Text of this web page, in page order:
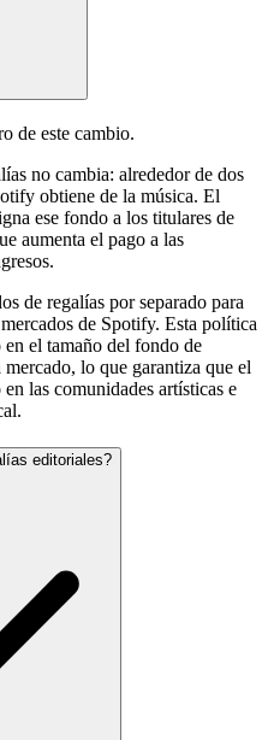
de este cambio.
no cambia: alrededor de dos
obtiene de la música. El
ese fondo a los titulares de
aumenta el pago a las
de regalías por separado para
de Spotify. Esta política
el tamaño del fondo de
mercado, lo que garantiza que el
las comunidades artísticas e
editoriales?